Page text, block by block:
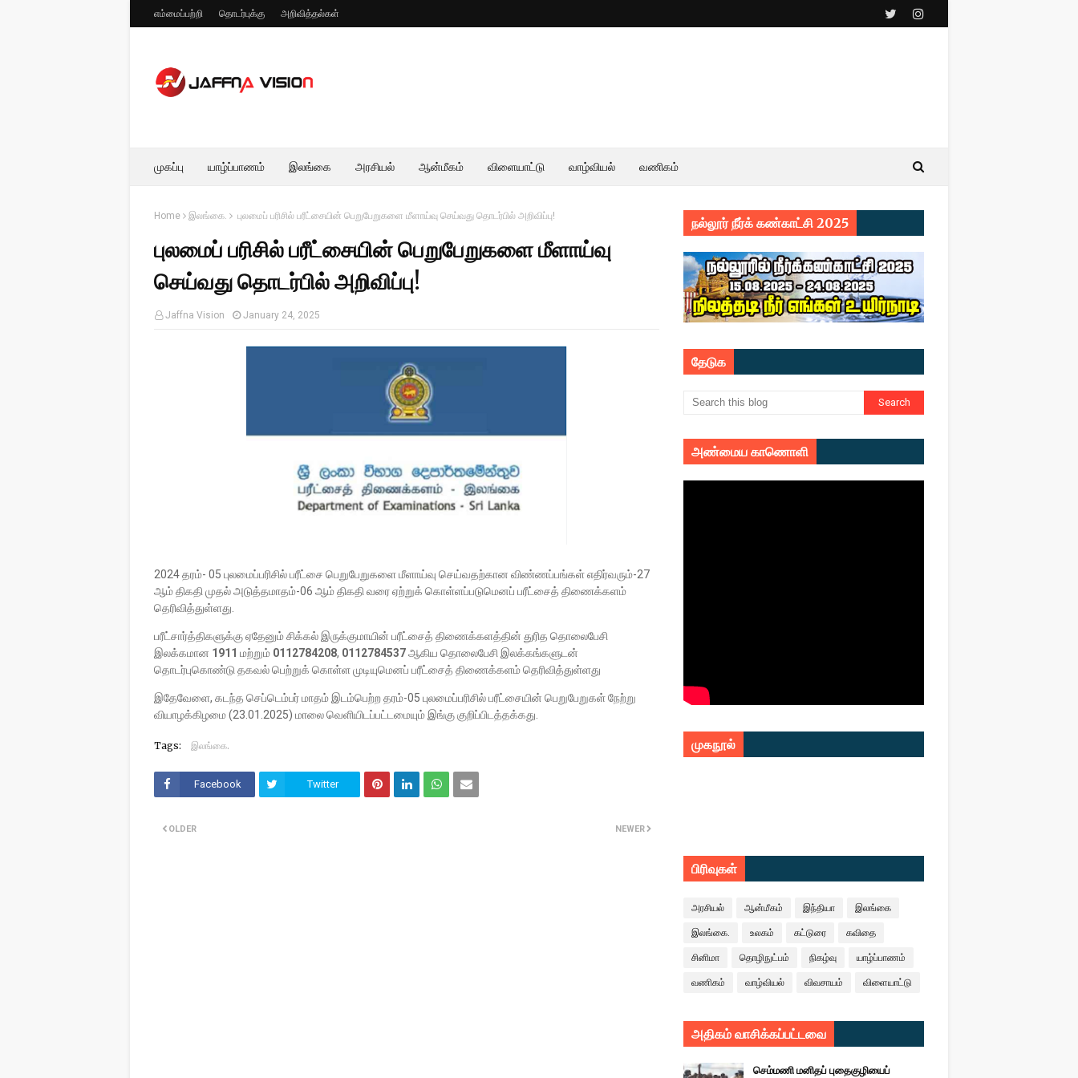
எம்மைப்பற்றி தொடர்புக்கு அறிவித்தல்கள்
முகப்பு யாழ்ப்பாணம் இலங்கை அரசியல் ஆன்மீகம் விளையாட்டு வாழ்வியல் வணிகம்
Home இலங்கை. புலமைப் பரிசில் பரீட்சையின் பெறுபேறுகளை மீளாய்வு செய்வது தொடர்பில் அறிவிப்பு!
புலமைப் பரிசில் பரீட்சையின் பெறுபேறுகளை மீளாய்வு
செய்வது தொடர்பில் அறிவிப்பு!
Jaffna Vision January 24, 2025
2024 தரம்- 05 புலமைப்பரிசில் பரீட்சை பெறுபேறுகளை மீளாய்வு செய்வதற்கான விண்ணப்பங்கள் எதிர்வரும்-27
ஆம் திகதி முதல் அடுத்தமாதம்-06 ஆம் திகதி வரை ஏற்றுக் கொள்ளப்படுமெனப் பரீட்சைத் திணைக்களம்
தெரிவித்துள்ளது.
பரீட்சார்த்திகளுக்கு ஏதேனும் சிக்கல் இருக்குமாயின் பரீட்சைத் திணைக்களத்தின் துரித தொலைபேசி
இலக்கமான 1911 மற்றும் 0112784208, 0112784537ஆகிய தொலைபேசி இலக்கங்களுடன்
தொடர்புகொண்டு தகவல் பெற்றுக் கொள்ள முடியுமெனப் பரீட்சைத் திணைக்களம் தெரிவித்துள்ளது
இதேவேளை, கடந்த செப்டெம்பர் மாதம் இடம்பெற்ற தரம்-05 புலமைப்பரிசில் பரீட்சையின் பெறுபேறுகள் நேற்று
வியாழக்கிழமை (23.01.2025) மாலை வெளியிடப்பட்டமையும் இங்கு குறிப்பிடத்தக்கது.
Tags: இலங்கை.
Facebook Twitter
NEWER
OLDER
நல்லூர் நீர்க் கண்காட்சி 2025
தேடுக
அண்மைய காணொளி
முகநூல்
பிரிவுகள்
அரசியல் ஆன்மீகம் இந்தியா இலங்கை
இலங்கை. உலகம் கட்டுரை கவிதை
சினிமா தொழிநுட்பம் நிகழ்வு யாழ்ப்பாணம்
வணிகம் வாழ்வியல் விவசாயம் விளையாட்டு
அதிகம் வாசிக்கப்பட்டவை
செம்மணி மனிதப் புதைகுழியைப்